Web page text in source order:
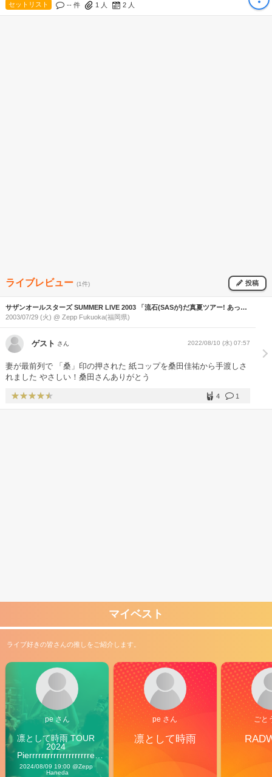
セットリスト -- 件 1 人 2人
ライブレビュー (1件) 投稿
サザンオールスターズ SUMMER LIVE 2003 「流石(SASが)だ真夏ツアー! あっっ!
生。だが、SAS! ～カーニバル出るバニーか!?～」
2003/07/29 (火) @ Zepp Fukuoka(福岡県)
ゲスト さん 2022/08/10 (水) 07:57
妻が最前列で 「桑」印の押された 紙コップを桑田佳祐から手渡しさ
れました やさしい！桑田さんありがとう
1
4
マイベスト
ライブ好きの皆さんの推しをご紹介します。
pe さん
凛として時雨 TOUR
2024
Pierrrrrrrrrrrrrrrrrrrre
Vibes
2024/08/09 19:00 @Zepp
Haneda
pe さん
凛として時雨
ごと